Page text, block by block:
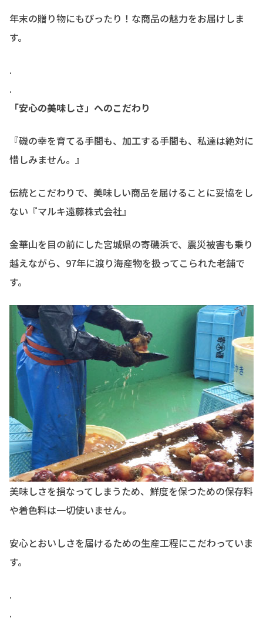
年末の贈り物にもぴったり！な商品の魅力をお届けしま
す。
.
.
「安心の美味しさ」へのこだわり
『磯の幸を育てる手間も、加工する手間も、私達は絶対に
惜しみません。』
伝統とこだわりで、美味しい商品を届けることに妥協をし
ない『マルキ遠藤株式会社』
金華山を目の前にした宮城県の寄磯浜で、震災被害も乗り
越えながら、97年に渡り海産物を扱ってこられた老舗で
す。
美味しさを損なってしまうため、鮮度を保つための保存料
や着色料は一切使いません。
安心とおいしさを届けるための生産工程にこだわっていま
す。
.
.